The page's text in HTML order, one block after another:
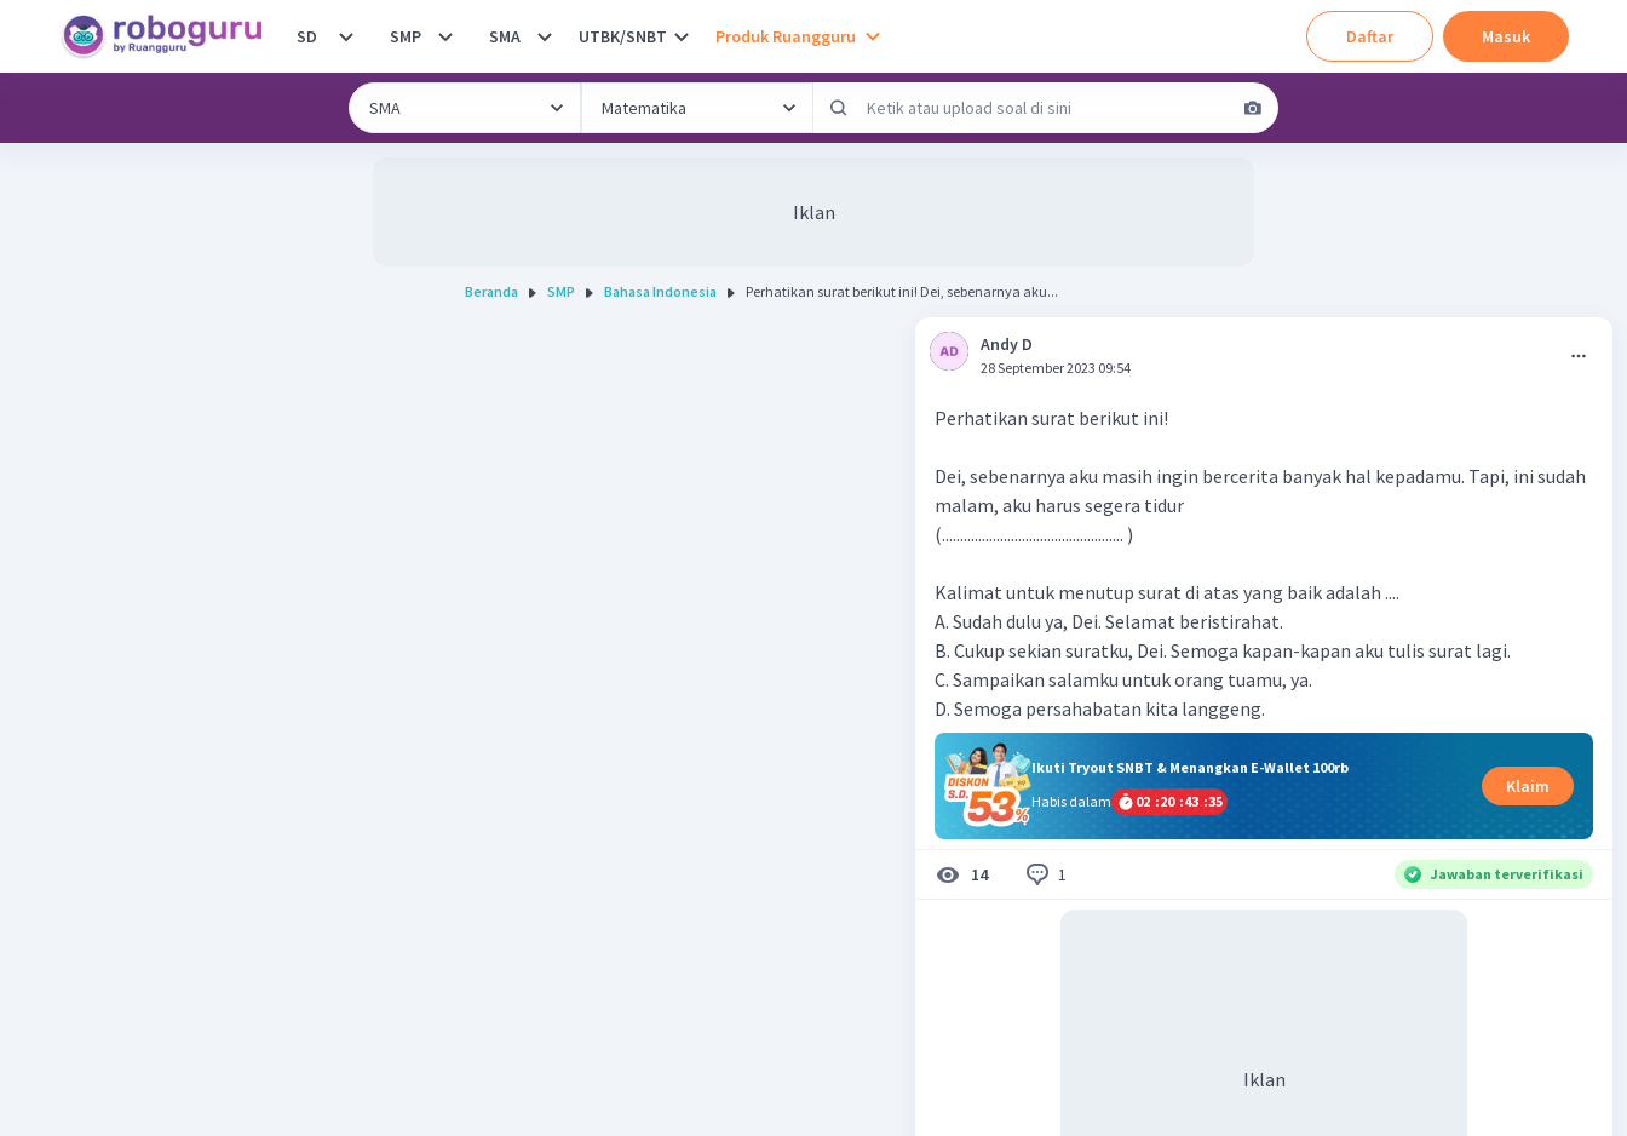
SD SMP SMA UTBK/SNBT Produk Ruangguru Daftar Masuk
Iklan
Beranda SMP Bahasa Indonesia Perhatikan surat berikut ini! Dei, sebenarnya aku...
Andy D
28 September 2023 09:54
Perhatikan surat berikut ini!
Dei, sebenarnya aku masih ingin bercerita banyak hal kepadamu. Tapi, ini sudah
malam, aku harus segera tidur
(.................................................. )
Kalimat untuk menutup surat di atas yang baik adalah ....
A. Sudah dulu ya, Dei. Selamat beristirahat.
B. Cukup sekian suratku, Dei. Semoga kapan-kapan aku tulis surat lagi.
C. Sampaikan salamku untuk orang tuamu, ya.
D. Semoga persahabatan kita langgeng.
Ikuti Tryout SNBT & Menangkan E-Wallet 100rb
Habis dalam
02 :20 :43 :35
Klaim
14 1 Jawaban terverifikasi
Iklan